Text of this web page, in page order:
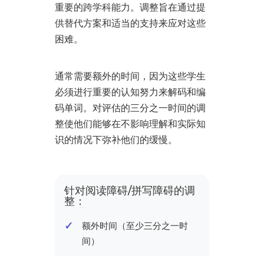
重要的跨学科能力。调整旨在通过提
供替代方案和适当的支持来应对这些
困难。
通常需要额外的时间，因为这些学生
必须进行重要的认知努力来解码和编
码单词。对评估的三分之一时间的调
整使他们能够在不影响理解和实际知
识的情况下弥补他们的缓慢。
针对阅读障碍/拼写障碍的调
整：
额外时间（至少三分之一时
间）